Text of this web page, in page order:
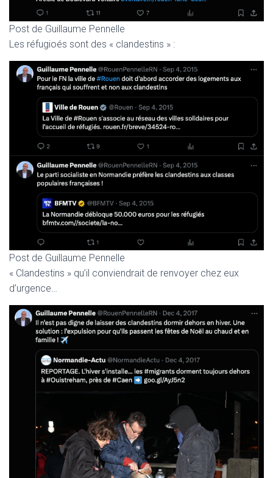
Post de Guillaume Pennelle
Les réfugioés sont des « clandestins » :
Post de Guillaume Pennelle
« Clandestins » qu’il conviendrait de renvoyer chez eux
d’urgence…